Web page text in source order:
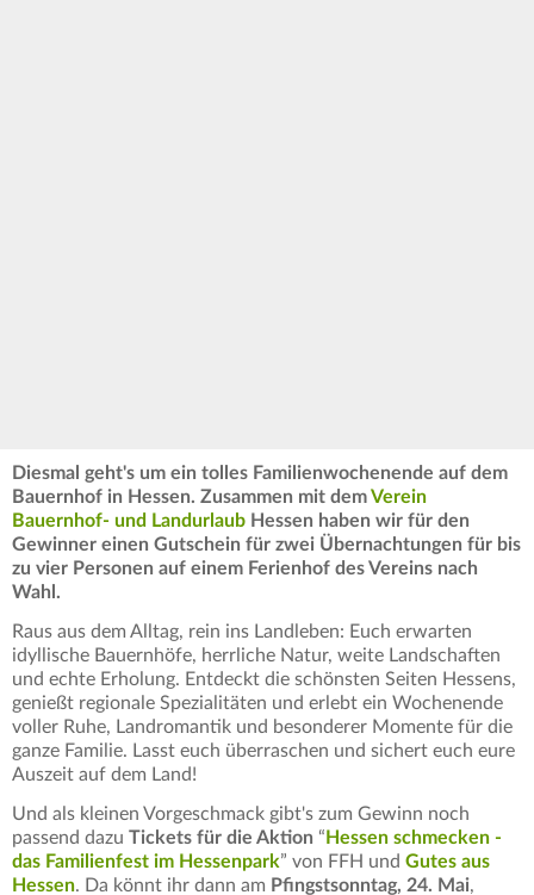
Diesmal geht's um ein tolles Familienwochenende auf dem
Bauernhof in Hessen. Zusammen mit demVerein
Bauernhof- und Landurlaub Hessen haben wir für den
Gewinner einen Gutschein für zwei Übernachtungen für bis
zu vier Personen auf einem Ferienhof des Vereins nach
Wahl.
Raus aus dem Alltag, rein ins Landleben: Euch erwarten
idyllische Bauernhöfe, herrliche Natur, weite Landschaften
und echte Erholung. Entdeckt die schönsten Seiten Hessens,
genießt regionale Spezialitäten und erlebt ein Wochenende
voller Ruhe, Landromantik und besonderer Momente für die
ganze Familie. Lasst euch überraschen und sichert euch eure
Auszeit auf dem Land!
Und als kleinen Vorgeschmack gibt's zum Gewinn noch
passend dazu Tickets für die Aktion “ Hessen schmecken -
das Familienfest im Hessenpark” von FFH und Gutes aus
Hessen. Da könnt ihr dann am Pfingstsonntag, 24. Mai,